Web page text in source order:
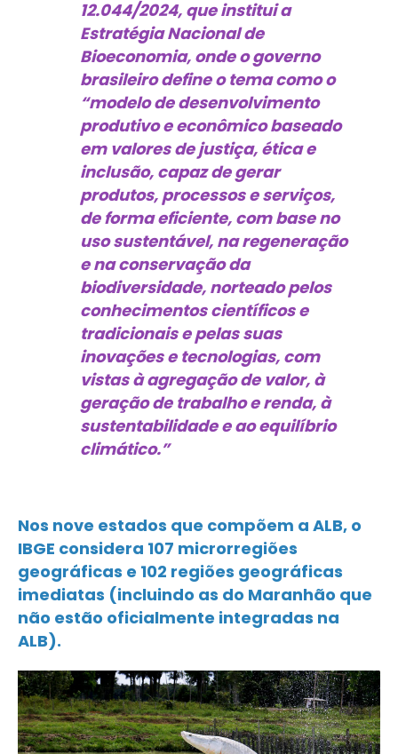
12.044/2024, que institui a
Estratégia Nacional de
Bioeconomia, onde o governo
brasileiro define o tema como o
“modelo de desenvolvimento
produtivo e econômico baseado
em valores de justiça, ética e
inclusão, capaz de gerar
produtos, processos e serviços,
de forma eficiente, com base no
uso sustentável, na regeneração
e na conservação da
biodiversidade, norteado pelos
conhecimentos científicos e
tradicionais e pelas suas
inovações e tecnologias, com
vistas à agregação de valor, à
geração de trabalho e renda, à
sustentabilidade e ao equilíbrio
climático.”
Nos nove estados que compõem a ALB, o
IBGE considera 107 microrregiões
geográficas e 102 regiões geográficas
imediatas (incluindo as do Maranhão que
não estão oficialmente integradas na
ALB).